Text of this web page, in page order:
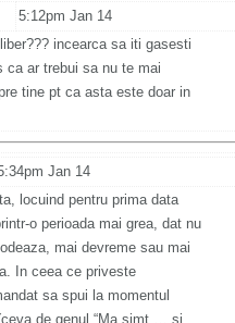
5:12pm Jan 14
incearca sa iti gasesti
ca ar trebui sa nu te mai
tine pt ca asta este doar in
Jan 14
locuind pentru prima data
o perioada mai grea, dat nu
mai devreme sau mai
In ceea ce priveste
sa spui la momentul
de genul “Ma simt … si